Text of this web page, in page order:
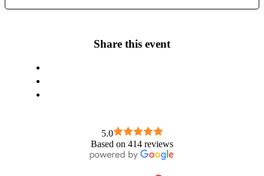
Share this event
5.0
Based on 414 reviews